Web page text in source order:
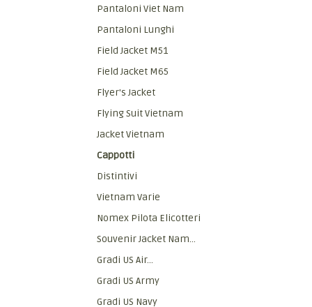
Pantaloni Viet Nam
Pantaloni Lunghi
Field Jacket M51
Field Jacket M65
Flyer's Jacket
Flying Suit Vietnam
Jacket Vietnam
Cappotti
Distintivi
Vietnam Varie
Nomex Pilota Elicotteri
Souvenir Jacket Nam...
Gradi US Air...
Gradi US Army
Gradi US Navy